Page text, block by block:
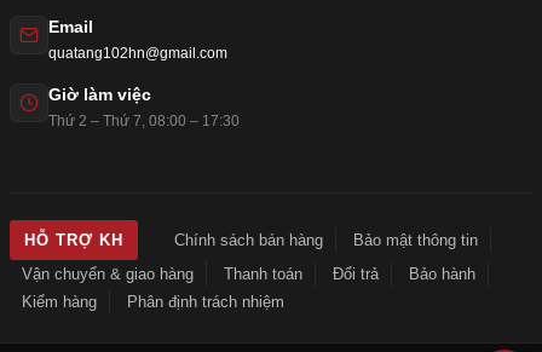
Email
quatang102hn@gmail.com
Giờ làm việc
Thứ 2 – Thứ 7, 08:00 – 17:30
HỖ TRỢ KH Chính sách bán hàng
Bảo mật thông tin
Vận chuyển & giao hàng
Thanh toán Đổi trả
Bảo hành
Kiểm hàng
Phân định trách nhiệm